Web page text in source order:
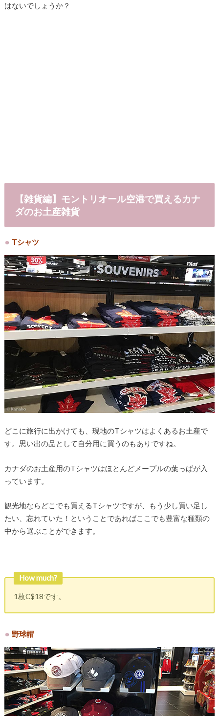
はないでしょうか？
【雑貨編】モントリオール空港で買えるカナ
ダのお土産雑貨
Tシャツ
どこに旅行に出かけても、現地のTシャツはよくあるお土産で
す。思い出の品として自分用に買うのもありですね。
カナダのお土産用のTシャツはほとんどメープルの葉っぱが入
っています。
観光地ならどこでも買えるTシャツですが、もう少し買い足し
たい、忘れていた！ということであればここでも豊富な種類の
中から選ぶことができます。
How much?
1枚C$18です。
野球帽